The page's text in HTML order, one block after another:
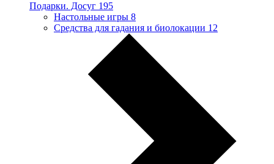
Подарки. Досуг 195
Настольные игры 8
Средства для гадания и биолокации 12